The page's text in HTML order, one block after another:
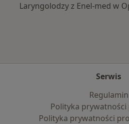
Laryngolodzy z Enel-med w
Serwis
Regulamin
Polityka
Polityka prywatności